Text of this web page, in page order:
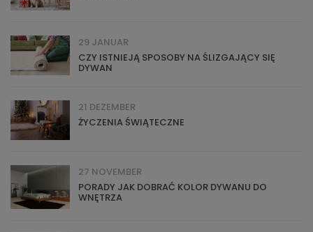
29 JANUAR
CZY ISTNIEJĄ SPOSOBY NA ŚLIZGAJĄCY SIĘ
DYWAN
21 DEZEMBER
ŻYCZENIA ŚWIĄTECZNE
27 NOVEMBER
PORADY JAK DOBRAĆ KOLOR DYWANU DO
WNĘTRZA